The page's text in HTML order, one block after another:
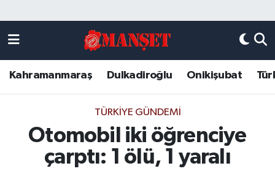
Kahramanmaraş Dulkadiroğlu Onikişubat
TÜRKIYE GÜNDEMI
Otomobil iki öğrenciye
çarptı: 1 ölü, 1 yaralı
DULKADİROĞLU
KAHRAMANMARAŞ
ONİKİŞUBAT
Kahramanmaraş Nöbetçi Eczaneler
Kahramanmaraş Hava Durumu
Kahramanmaraş Trafik Yoğunluk Haritası
Süper Lig Puan Durumu ve Fikstür